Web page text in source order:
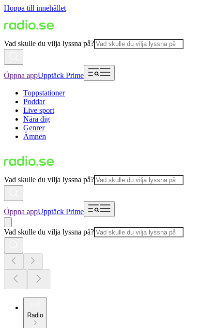
Hoppa till innehållet
Vad skulle du vilja lyssna på?
Öppna appUpptäck Prime
Toppstationer
Poddar
Live sport
Nära dig
Genrer
Ämnen
Vad skulle du vilja lyssna på?
Öppna appUpptäck Prime
Vad skulle du vilja lyssna på?
Radio